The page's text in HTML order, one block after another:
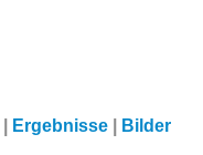
Ergebnisse Bilder